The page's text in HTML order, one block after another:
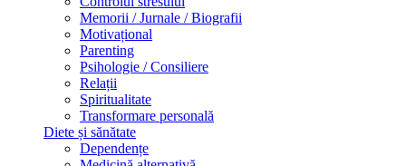
Memorii / Jurnale / Biografii
Motivațional
Parenting
Psihologie / Consiliere
Relații
Spiritualitate
Transformare personală
Diete și sănătate
Dependențe